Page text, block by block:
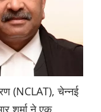
(NCLAT), चेन्नई
शर्मा ने एक